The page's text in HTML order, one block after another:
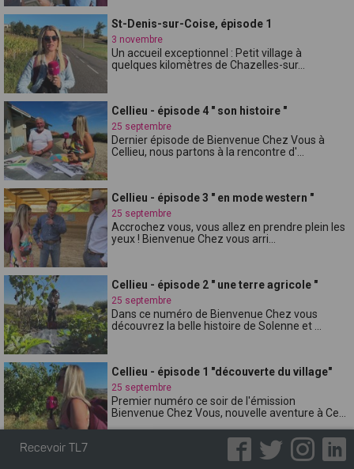
St-Denis-sur-Coise, épisode 1
3 novembre
Un accueil exceptionnel : Petit village à
quelques kilomètres de Chazelles-sur...
Cellieu - épisode 4 " son histoire "
25 septembre
Dernier épisode de Bienvenue Chez Vous à
Cellieu, nous partons à la rencontre d'...
Cellieu - épisode 3 " en mode western "
25 septembre
Accrochez vous, vous allez en prendre plein les
yeux ! Bienvenue Chez vous arri...
Cellieu - épisode 2 " une terre agricole "
25 septembre
Dans ce numéro de Bienvenue Chez vous
découvrez la belle histoire de Solenne et ...
Cellieu - épisode 1 "découverte du village"
25 septembre
Premier numéro ce soir de l'émission
Bienvenue Chez Vous, nouvelle aventure à Ce...
Verrières-en-Forez "dans l'objectif"
Recevoir TL7